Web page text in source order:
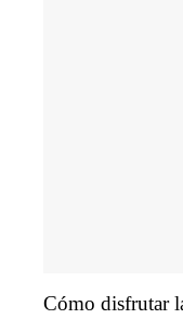
Cómo disfrutar